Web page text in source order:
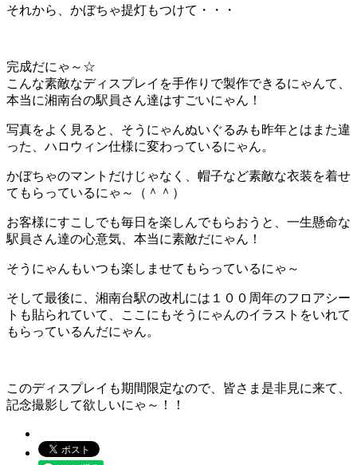
それから、かぼちゃ提灯もつけて・・・
完成だにゃ～☆
こんな素敵なディスプレイを手作りで製作できるにゃんて、
本当に湘南台の駅員さん達はすごいにゃん！
写真をよく見ると、そうにゃんぬいぐるみも昨年とはまた違
った、ハロウィン仕様に変わっているにゃん。
かぼちゃのマントだけじゃなく、帽子など素敵な衣装を着せ
てもらっているにゃ～（＾＾）
お客様にすこしでも毎日を楽しんでもらおうと、一生懸命な
駅員さん達の心意気、本当に素敵だにゃん！
そうにゃんもいつも楽しませてもらっているにゃ～
そして最後に、湘南台駅の改札には１００周年のフロアシー
トも貼られていて、ここにもそうにゃんのイラストをいれて
もらっているんだにゃん。
このディスプレイも期間限定なので、皆さま是非見に来て、
記念撮影して欲しいにゃ～！！